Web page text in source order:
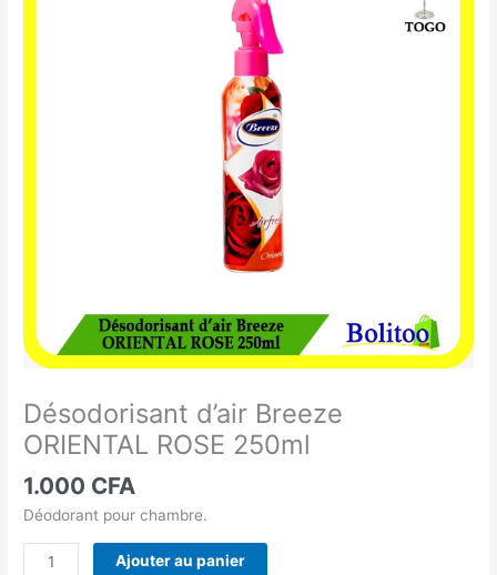
Désodorisant d’air Breeze
ORIENTAL ROSE 250ml
1.000 CFA
Déodorant pour chambre.
Ajouter au panier